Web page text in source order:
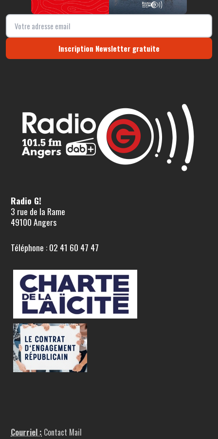
Inscription Newsletter gratuite
Radio G!
3 rue de la Rame
49100 Angers
Téléphone : 02 41 60 47 47
Courriel : Contact Mail